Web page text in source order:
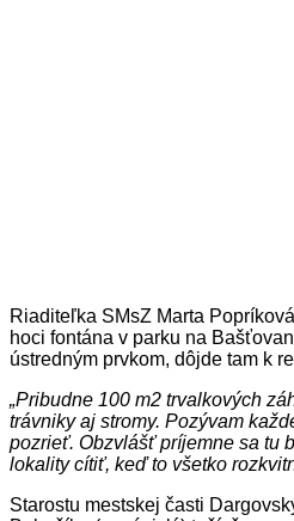
Riaditeľka SMsZ Marta
hoci fontána v parku na
ústredným prvkom, dôjde tam k
„Pribudne 100 m2 trvalkových
trávniky aj stromy. Pozývam
pozrieť. Obzvlášť príjemne sa tu
lokality cítiť, keď to všetko
Starostu mestskej časti